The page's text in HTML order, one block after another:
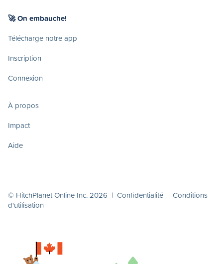
🚀 On embauche!
Télécharge notre app
Inscription
Connexion
À propos
Impact
Aide
© HitchPlanet Online Inc. 2026 | Confidentialité | Conditions
d'utilisation